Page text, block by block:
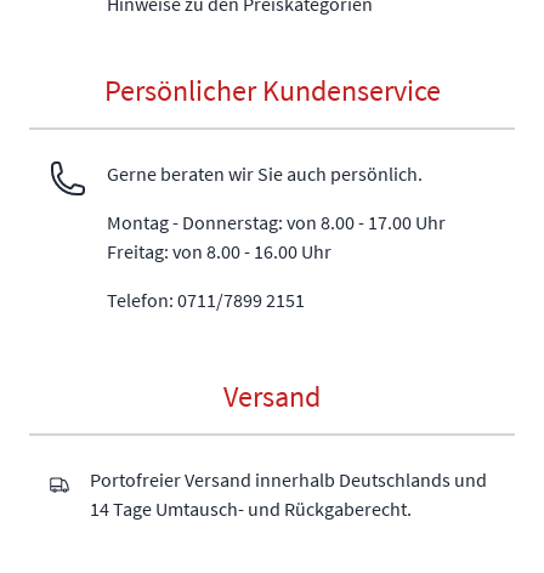
Persönlicher Kundenservice
Gerne beraten wir Sie auch persönlich.
Montag - Donnerstag: von 8.00 - 17.00 Uhr
Freitag: von 8.00 - 16.00 Uhr
Telefon: 0711/7899 2151
Versand
Portofreier Versand innerhalb Deutschlands und
14 Tage Umtausch- und Rückgaberecht.